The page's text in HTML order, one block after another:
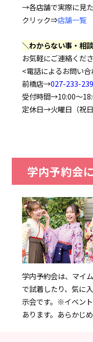
→各店舗で実際に見
クリック⇒店舗一覧
＼わからない事・相
お気軽にご連絡くださ
<電話によるお問い
前橋店→027-233-
受付時間→10:00～
定休日→火曜日（祝
学内予約会
学内予約会は、マイ
で試着したり、気に
示会です。 ※イベン
あります。あらかじ